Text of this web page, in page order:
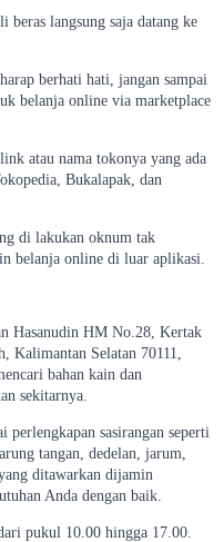
beras langsung saja datang ke
berhati hati, jangan sampai
belanja online via marketplace
atau nama tokonya yang ada
Bukalapak, dan
di lakukan oknum tak
belanja online di luar aplikasi.
Hasanudin HM No.28, Kertak
Kalimantan Selatan 70111,
bahan kain dan
sekitarnya.
perlengkapan sasirangan seperti
tangan, dedelan, jarum,
ditawarkan dijamin
Anda dengan baik.
pukul 10.00 hingga 17.00.